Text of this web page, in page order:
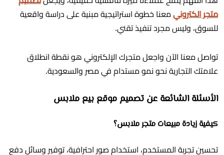
متجر الكتروني معنا خطوة استراتيجية مبنية على دراسة واقعية
للسوق، وليس مجرد تنفيذ تقني.
تواصل معنا الآن واجعل متجرك الإلكتروني هو نقطة انطلاق
علامتك التجارية نحو نمو مستدام في مصر والسعودية.
الأسئلة الشائعة عن تصميم موقع بيع ملابس
كيفية زيادة مبيعات متجر ملابس؟
تحسين تجربة المستخدم، استخدام صور احترافية، توفير وسائل دفع